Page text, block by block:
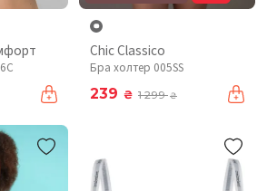
Chic Classico
Бра холтер 005SS
239 ₴ 1 299₴